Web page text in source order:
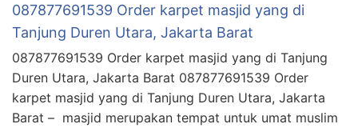
087877691539 Order karpet masjid yang di
Tanjung Duren Utara, Jakarta Barat
087877691539 Order karpet masjid yang di Tanjung
Duren Utara, Jakarta Barat 087877691539 Order
karpet masjid yang di Tanjung Duren Utara, Jakarta
Barat – masjid merupakan tempat untuk umat muslim